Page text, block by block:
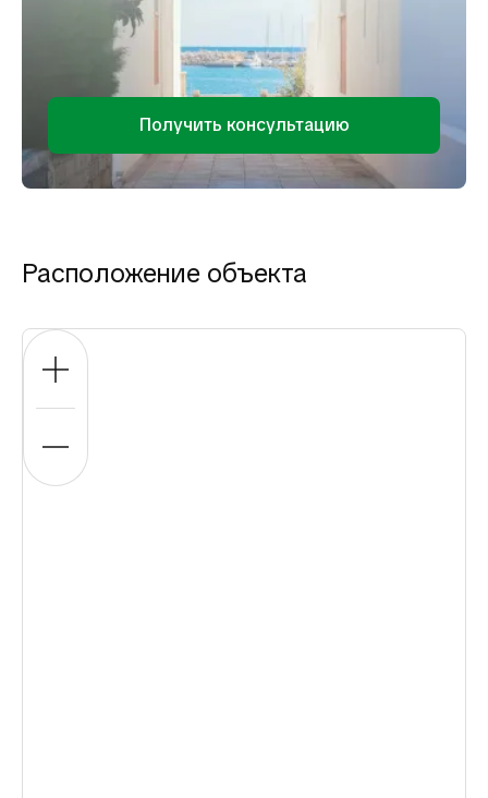
Получить консультацию
Расположение объекта